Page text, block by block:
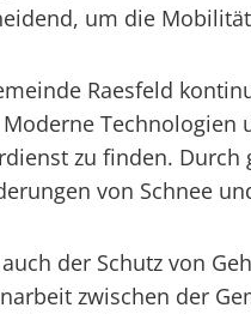
um die
Raesfeld
zu finden.
von Schnee
der Schutz von
zwischen der